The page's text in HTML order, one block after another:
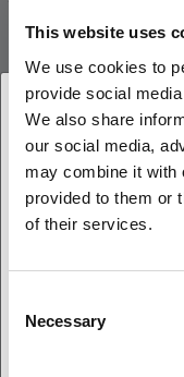
This website uses
We use cookies to
provide social
We also share
our social media,
may combine it with
provided to them or
of their services.
Selection
Necessary
stabiele data- en
Origineel onderdeel
REVIEWS
VRAGEN OVER HET
1. Ben je een